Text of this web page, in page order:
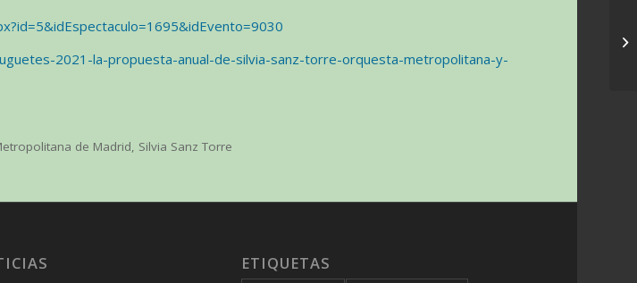
2021-la-propuesta-anual-de-silvia-sanz-torre-orquesta-metropolitana-y-
de Madrid, Silvia Sanz Torre
ETIQUETAS